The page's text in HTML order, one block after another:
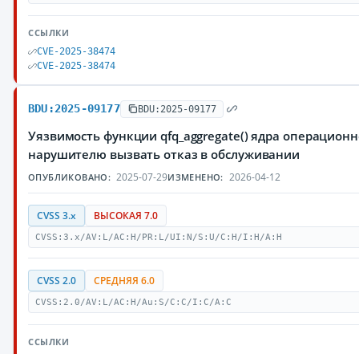
ССЫЛКИ
CVE-2025-38474
CVE-2025-38474
BDU:2025-09177 BDU:2025-09177
Уязвимость функции qfq_aggregate() ядра
нарушителю вызвать отказ в обслуживании
ОПУБЛИКОВАНО: 2025-07-29ИЗМЕНЕНО: 2026-04-12
CVSS 3.x ВЫСОКАЯ 7.0
CVSS:3.x/AV:L/AC:H/PR:L/UI:N/S:U/C:H/I:H/A:H
CVSS 2.0 СРЕДНЯЯ 6.0
CVSS:2.0/AV:L/AC:H/Au:S/C:C/I:C/A:C
ССЫЛКИ